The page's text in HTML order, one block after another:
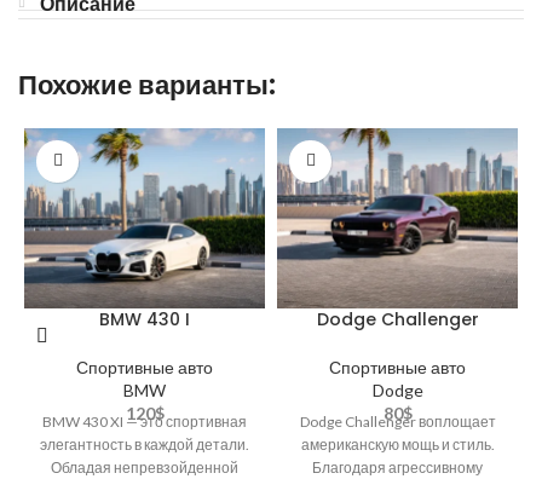
Похожие варианты:
BMW 430 I
Спортивные авто
BMW
120$
BMW 430 XI — это спортивная
элегантность в каждой детали.
Обладая непревзойденной
Dodge Challenger
Спортивные авто
Dodge
80$
Dodge Challenger воплощает
американскую мощь и стиль.
Благодаря агрессивному